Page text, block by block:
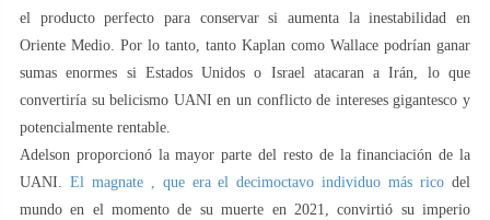
el producto perfecto para conservar si aumenta la inestabilidad en
Oriente Medio. Por lo tanto, tanto Kaplan como Wallace podrían ganar
sumas enormes si Estados Unidos o Israel atacaran a Irán, lo que
convertiría su belicismo UANI en un conflicto de intereses gigantesco y
potencialmente rentable.
Adelson proporcionó la mayor parte del resto de la financiación de la
UANI. El magnate , que era el decimoctavo individuo más rico del
mundo en el momento de su muerte en 2021, convirtió su imperio